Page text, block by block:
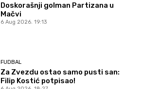
Doskorašnji golman Partizana u
Mačvi
6 Aug 2026. 19:13
FUDBAL
Za Zvezdu ostao samo pusti san:
Filip Kostić potpisao!